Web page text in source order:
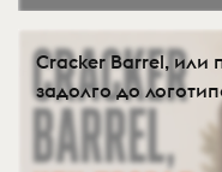
Cracker Barrel, или
задолго до